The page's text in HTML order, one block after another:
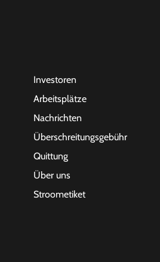
Investoren
Arbeitsplätze
Nachrichten
Überschreitungsgebühr
Quittung
Über uns
Stroometiket